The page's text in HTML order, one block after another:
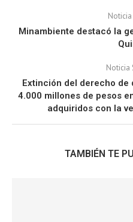
Minambiente destacó la
Noticia
Extinción del derecho de
4.000 millones de pesos
adquiridos con la
TAMBIÉN TE